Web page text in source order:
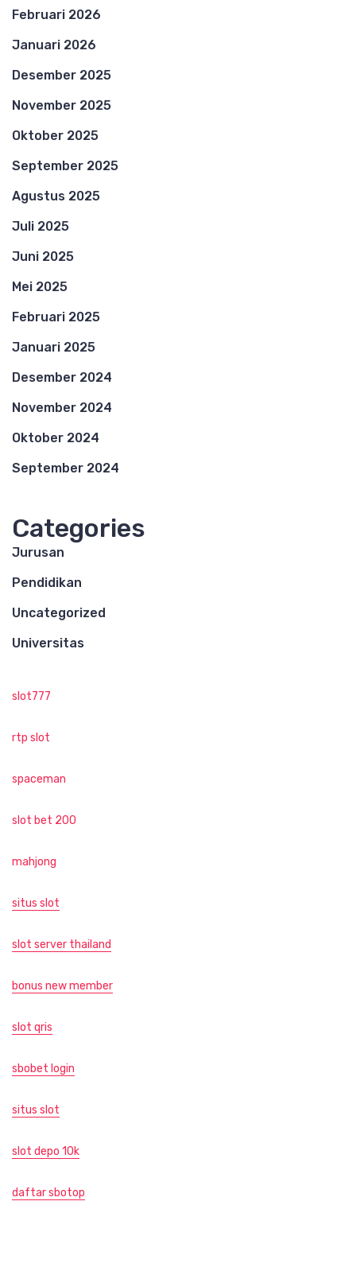
Februari 2026
Januari 2026
Desember 2025
November 2025
Oktober 2025
September 2025
Agustus 2025
Juli 2025
Juni 2025
Mei 2025
Februari 2025
Januari 2025
Desember 2024
November 2024
Oktober 2024
September 2024
Categories
Jurusan
Pendidikan
Uncategorized
Universitas
slot777
rtp slot
spaceman
slot bet 200
mahjong
situs slot
slot server thailand
bonus new member
slot qris
sbobet login
situs slot
slot depo 10k
daftar sbotop